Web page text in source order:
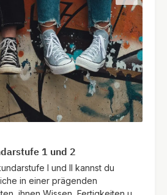
1 und 2
I und II kannst du
in einer prägenden